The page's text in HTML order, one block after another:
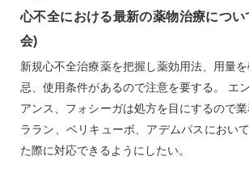
心不全における最新の薬物治療につ
会)
新規心不全治療薬を把握し薬効用法、用量
忌、使用条件があるので注意を要する。 エ
アンス、フォシーガは処方を目にするので
ララン、ベリキューボ、アデムパスにおい
た際に対応できるようにしたい。